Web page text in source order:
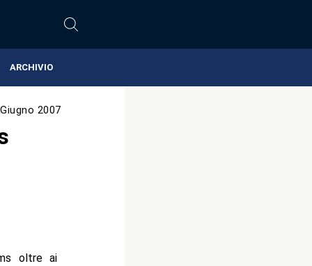
ARCHIVIO
2007
oltre ai